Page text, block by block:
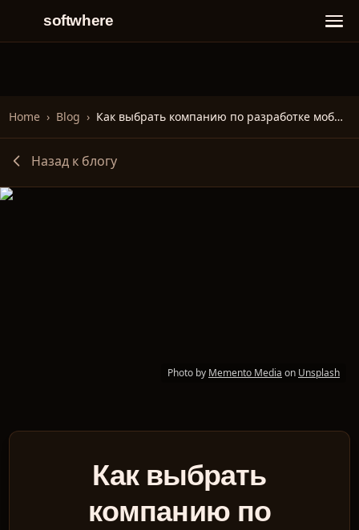
softwhere
Home › Blog › Как выбрать компанию по разработке мобильных приложений
Назад к блогу
Photo by Memento Media on Unsplash
Как выбрать
компанию по